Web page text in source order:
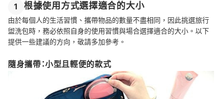
1 根據使用方式選擇適合的大小
由於每個人的生活習慣、攜帶物品的數量不盡相同，因此挑選旅行
盥洗包時，務必依照自身的使用習慣與場合選擇適合的大小。以下
提供一些建議的方向，敬請多加參考。
隨身攜帶：小型且輕便的款式